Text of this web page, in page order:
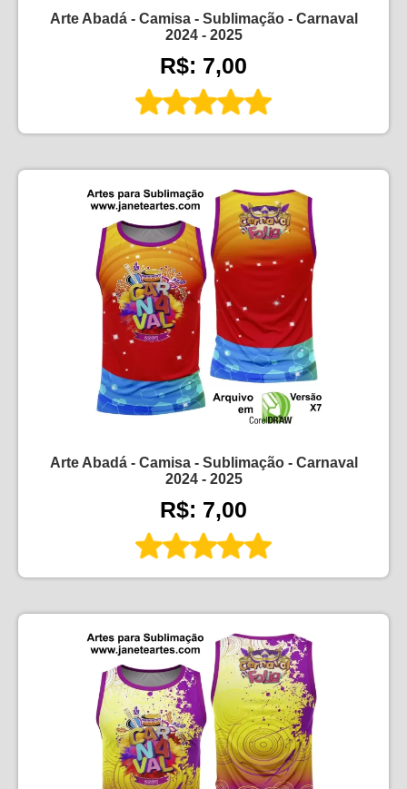
Arte Abadá - Camisa - Sublimação - Carnaval
2024 - 2025
R$: 7,00
Arte Abadá - Camisa - Sublimação - Carnaval
2024 - 2025
R$: 7,00